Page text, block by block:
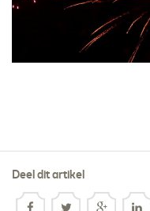
Deel dit artikel